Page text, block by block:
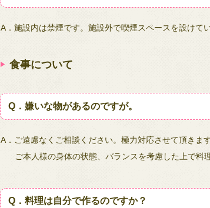
A．施設内は禁煙です。施設外で喫煙スペースを設けてい
食事について
Q．嫌いな物があるのですが。
A．ご遠慮なくご相談ください。極力対応させて頂きます
ご本人様の身体の状態、バランスを考慮した上で料
Q．料理は自分で作るのですか？